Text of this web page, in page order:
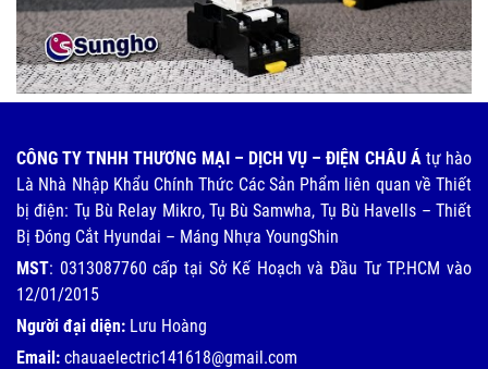
CÔNG TY TNHH THƯƠNG MẠI – DỊCH VỤ – ĐIỆN CHÂU Á tự hào
Là Nhà Nhập Khẩu Chính Thức Các Sản Phẩm liên quan về Thiết
bị điện: Tụ Bù Relay Mikro, Tụ Bù Samwha, Tụ Bù Havells – Thiết
Bị Đóng Cắt Hyundai – Máng Nhựa YoungShin
MST: 0313087760 cấp tại Sở Kế Hoạch và Đầu Tư TP.HCM vào
12/01/2015
Người đại diện: Lưu Hoàng
Email: chauaelectric141618@gmail.com